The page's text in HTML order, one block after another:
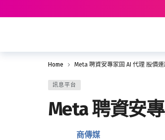
Home Meta 聘資安專家固 AI 代理 股價連
訊息平台
Meta 聘資安
商傳媒